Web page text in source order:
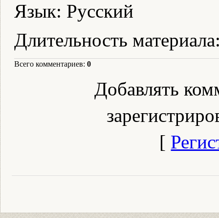
Язык: Русский
Длительность материала
Всего комментариев: 0
Добавлять
[